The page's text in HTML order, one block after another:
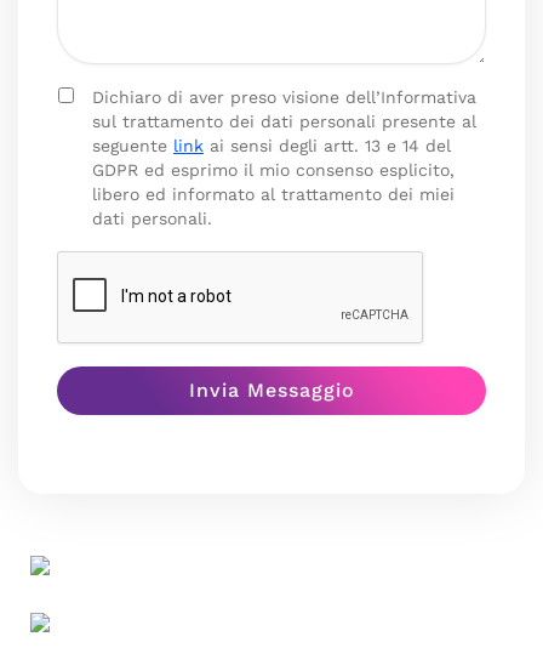
Dichiaro di aver preso visione dell’Informativa
sul trattamento dei dati personali presente al
seguente link ai sensi degli artt. 13 e 14 del
GDPR ed esprimo il mio consenso esplicito,
libero ed informato al trattamento dei miei
dati personali.